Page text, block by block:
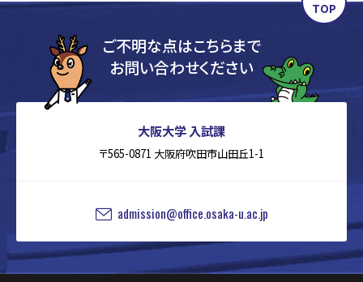
ご不明な点はこちらまで
お問い合わせください
大阪大学 入試課
〒565-0871 大阪府吹田市山田丘1-1
admission@office.osaka-u.ac.jp
TOP